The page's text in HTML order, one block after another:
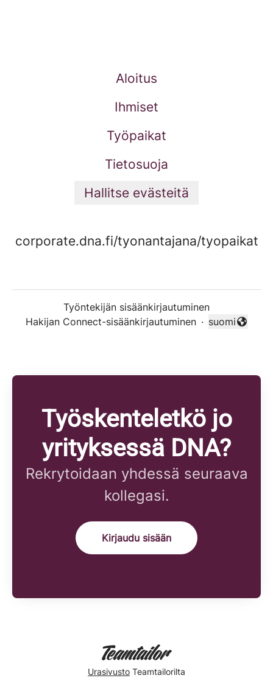
Aloitus
Ihmiset
Työpaikat
Tietosuoja
Hallitse evästeitä
corporate.dna.fi/tyonantajana/tyopaikat
Työntekijän sisäänkirjautuminen
Hakijan Connect-sisäänkirjautuminen ·
Vaihda kieli
suomi
Työskenteletkö jo
yrityksessä DNA?
Rekrytoidaan yhdessä seuraava
kollegasi.
Kirjaudu sisään
Urasivusto Teamtailorilta